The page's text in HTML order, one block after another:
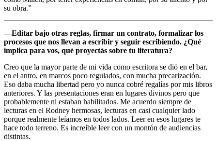
su obra.”
—Editar bajo otras reglas, firmar un contrato, formalizar los
procesos que nos llevan a escribir y seguir escribiendo. ¿Qué
implica para vos, qué proyectás sobre tu literatura?
Creo que la mayor parte de mi vida como escritora se dió en el bar,
en el antro, en marcos poco regulados, con mucha precarización.
Eso daba mucha libertad pero yo nunca cobré regalías por mis libros
anteriores. Y las presentaciones eran en lugares divinos pero que
probablemente ni estaban habilitados. Me acuerdo siempre de
lecturas en el Rodney hermosas, lecturas en casi cualquier lado
porque realmente leíamos en todos lados. Leer en esos lugares te
hace todo terreno. Es increíble leer con un montón de audiencias
distintas.